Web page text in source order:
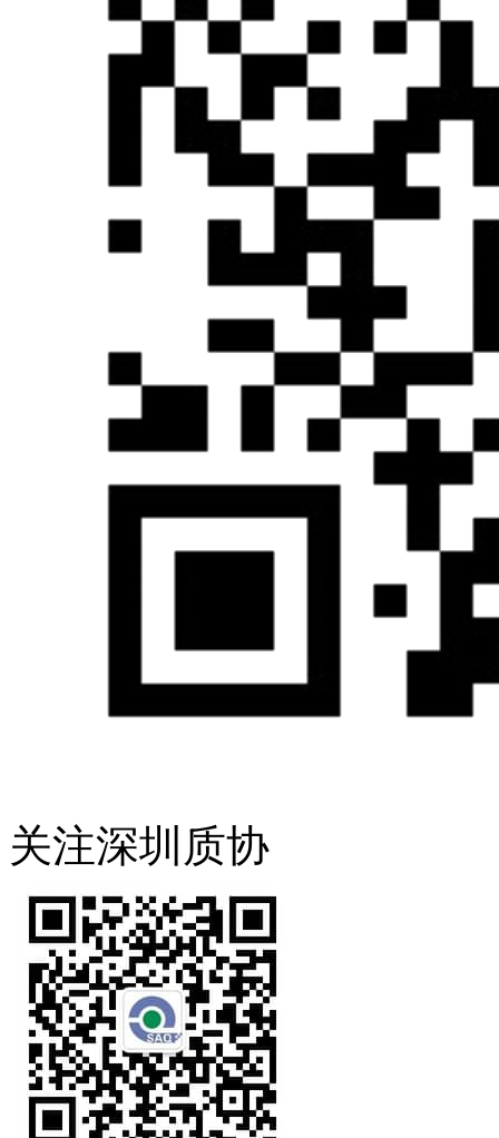
关注深圳质协